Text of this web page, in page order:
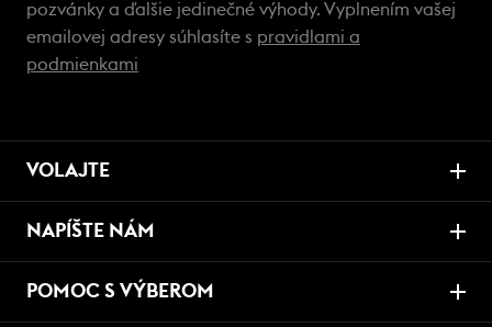
pozvánky a ďalšie jedinečné výhody. Vyplnením vašej
emailovej adresy súhlasíte s pravidlami a
podmienkami
VOLAJTE
NAPÍŠTE NÁM
POMOC S VÝBEROM